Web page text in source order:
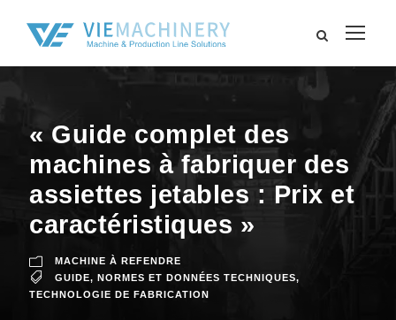
« Guide complet des
machines à fabriquer des
assiettes jetables : Prix et
caractéristiques »
MACHINE À REFENDRE
GUIDE, NORMES ET DONNÉES TECHNIQUES,
TECHNOLOGIE DE FABRICATION